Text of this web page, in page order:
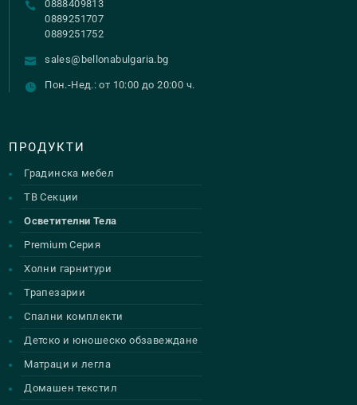
0888409813
0889251707
0889251752
sales@bellonabulgaria.bg
Пон.-Нед.: от 10:00 до 20:00 ч.
ПРОДУКТИ
Градинска мебел
ТВ Секции
Осветителни Тела
Premium Серия
Холни гарнитури
Трапезарии
Спални комплекти
Детско и юношеско обзавеждане
Матраци и легла
Домашен текстил